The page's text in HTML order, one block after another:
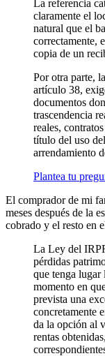
La referencia
claramente el
natural que el
correctamente,
copia de un
Por otra parte,
artículo 38,
documentos
trascendencia
reales,
título del uso
arrendamiento
Plantea tu
El comprador de mi
meses después de la
cobrado y el resto en
La Ley del
pérdidas
que tenga lugar
momento en
prevista una
concretamente
da la opción al
rentas